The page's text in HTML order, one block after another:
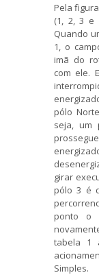
Pela
(1, 2, 3 e
Quando
1, o
imã do
com ele.
pólo
seja, um
girar
pólo 3 é
ponto o
tabela 1
Simples.